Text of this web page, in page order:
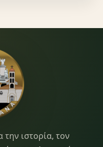
ιστορία, τον